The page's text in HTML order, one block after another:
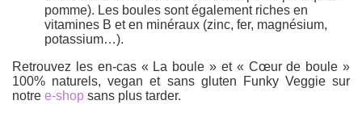
pomme). Les boules sont également riches en
vitamines B et en minéraux (zinc, fer, magnésium,
potassium…).
Retrouvez les en-cas « La boule » et « Cœur de boule »
100% naturels, vegan et sans gluten Funky Veggie sur
notre e-shop sans plus tarder.